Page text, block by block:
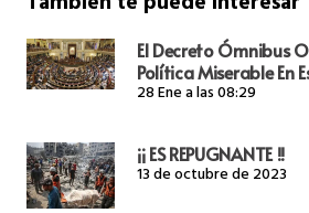
El Decreto Ómnibus
Política Miserable En
28 Ene a las 08:29
¡¡ ES REPUGNANTE !!
13 de octubre de 2023